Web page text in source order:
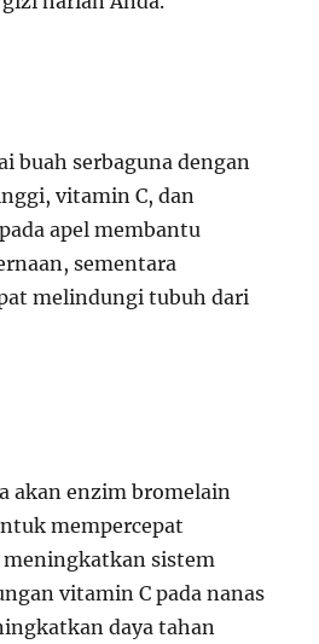
buah serbaguna dengan
vitamin C, dan
apel membantu
sementara
melindungi tubuh dari
akan enzim bromelain
mempercepat
sistem
vitamin C pada nanas
daya tahan